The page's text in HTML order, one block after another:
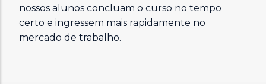
nossos alunos concluam o curso no tempo
certo e ingressem mais rapidamente no
mercado de trabalho.